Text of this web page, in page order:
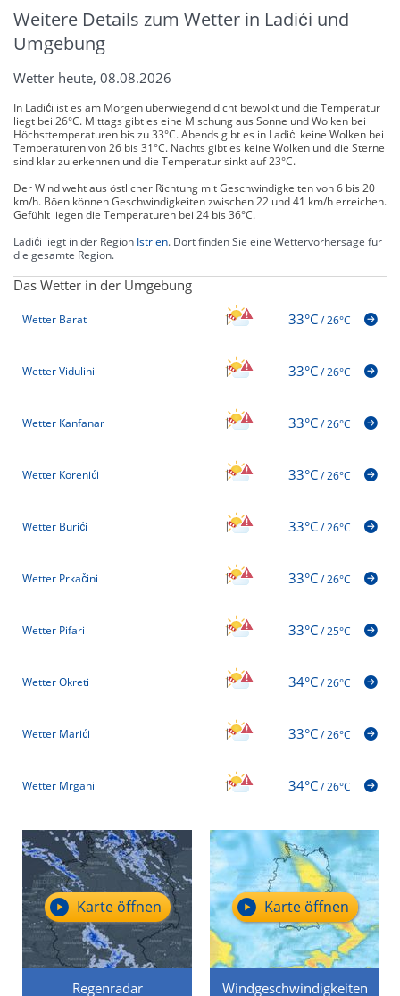
Weitere Details zum Wetter in Ladići und
Umgebung
Wetter heute, 08.08.2026
In Ladići ist es am Morgen überwiegend dicht bewölkt und die Temperatur
liegt bei 26°C. Mittags gibt es eine Mischung aus Sonne und Wolken bei
Höchsttemperaturen bis zu 33°C. Abends gibt es in Ladići keine Wolken bei
Temperaturen von 26 bis 31°C. Nachts gibt es keine Wolken und die Sterne
sind klar zu erkennen und die Temperatur sinkt auf 23°C.
Der Wind weht aus östlicher Richtung mit Geschwindigkeiten von 6 bis 20
km/h. Böen können Geschwindigkeiten zwischen 22 und 41 km/h erreichen.
Gefühlt liegen die Temperaturen bei 24 bis 36°C.
Ladići liegt in der Region Istrien. Dort finden Sie eine Wettervorhersage für
die gesamte Region.
Das Wetter in der Umgebung
Wetter Barat 33°C/26°C
Wetter Vidulini 33°C/26°C
Wetter Kanfanar 33°C/26°C
Wetter Korenići 33°C/26°C
Wetter Burići 33°C/26°C
Wetter Prkačini 33°C/26°C
Wetter Pifari 33°C/25°C
Wetter Okreti 34°C/26°C
Wetter Marići 33°C/26°C
Wetter Mrgani 34°C/26°C
Regenradar
Karte öffnen
Windgeschwindigkeiten
Karte öffnen